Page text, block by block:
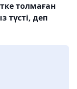
толмаған
түсті, деп